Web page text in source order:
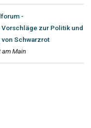
-
zur Politik und
Schwarzrot
am Main